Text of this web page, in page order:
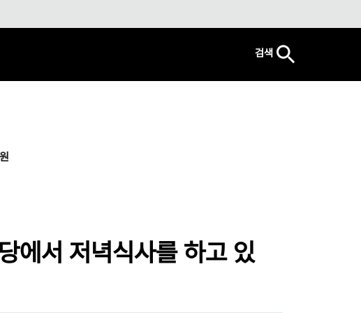
검색
에서 저녁식사를 하고 있